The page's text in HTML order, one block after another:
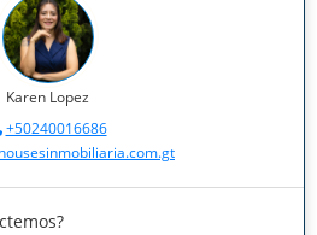
Karen Lopez
+50240016686